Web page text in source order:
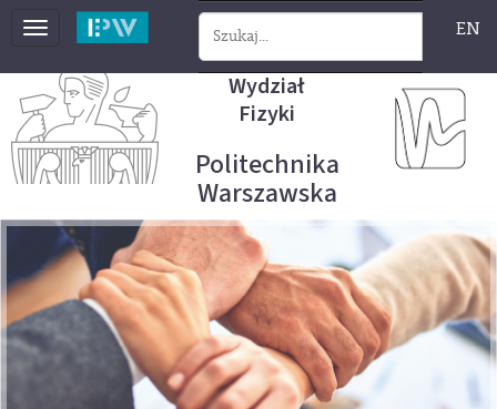
Toggle
EN
Wydział
Fizyki
Politechnika
Warszawska